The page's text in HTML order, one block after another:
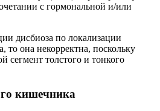
с гормональной и/или
дисбиоза по локализации
то она некорректна, поскольку
сегмент толстого и тонкого
кишечника